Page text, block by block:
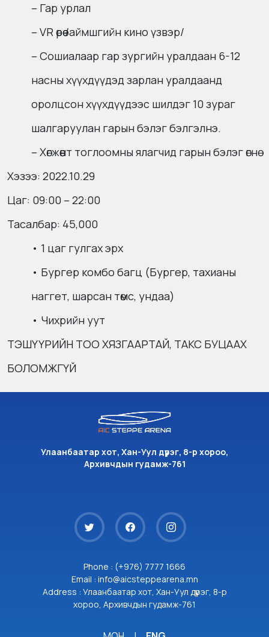
– Гар урлал
– VR өрөө /аймшгийн кино үзвэр/
– Сошиалаар гар зургийн уралдаан 6-12
насны хүүхдүүдэд зарлан уралдаанд
оролцсон хүүхдүүдээс шилдэг 10 зураг
шалгаруулан гарын бэлэг бэлгэлнэ.
– Хөгжөөнт тоглоомны ялагчид гарын бэлэг өгнө
Хэзээ: 2022.10.29
Цаг: 09:00 – 22:00
Тасалбар: 45,000
• 1 цаг гулгах эрх
• Бургер комбо багц (Бургер, тахианы
наггет, шарсан төмс, ундаа)
• Чихрийн уут
ТЭШҮҮРИЙН ТОО ХЯЗГААРТАЙ, ТАКС БУЦААХ
БОЛОМЖГҮЙ
Улаанбаатар хот, Хан-Уул дүүрэг, 8-р хороо,
Архивчдын гудамж-761
Phone : (+976) 7777 1666
Email : info@aicsteppearena.mn
Address : Улаанбаатар хот, Хан-Уул дүүрэг, 8-р
хороо, Архивчдын гудамж-761